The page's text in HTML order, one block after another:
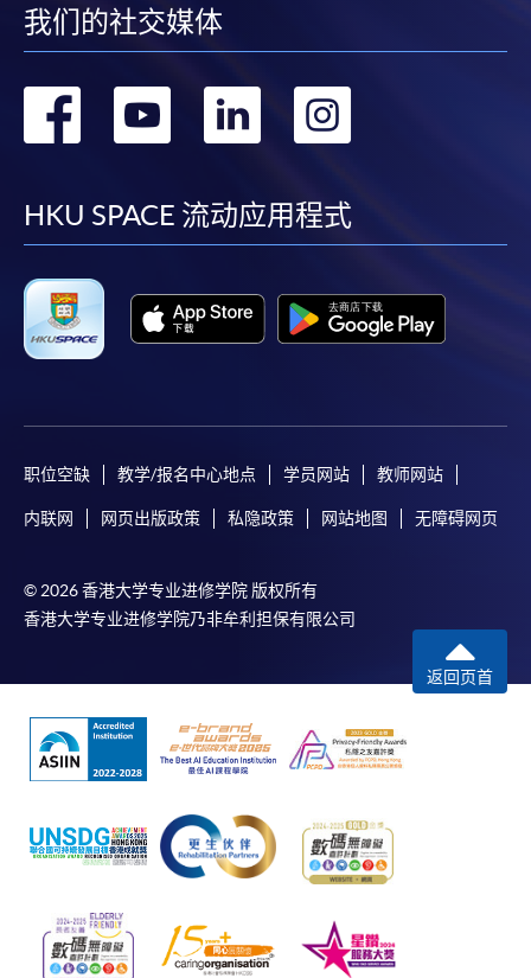
我们的社交媒体
转
facebook
转
youtube
转
linkedin
转
HKU SPACE 流动应用程式
职位空缺 教学/报名中心地点 学员网站 教师网站
内联网 网页出版政策 私隐政策 网站地图 无障碍网页
© 2026 香港大学专业进修学院 版权所有
香港大学专业进修学院乃非牟利担保有限公司
返回页首